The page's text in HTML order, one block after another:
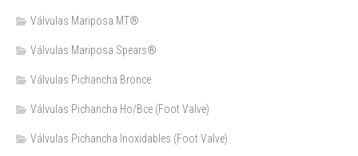
Válvulas Mariposa MT®
Válvulas Mariposa Spears®
Válvulas Pichancha Bronce
Válvulas Pichancha Ho/Bce (Foot Valve)
Válvulas Pichancha Inoxidables (Foot Valve)